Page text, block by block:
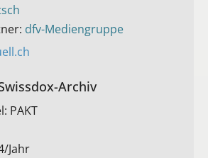
dfv-Mediengruppe
Archiv​
PAKT
Jahr